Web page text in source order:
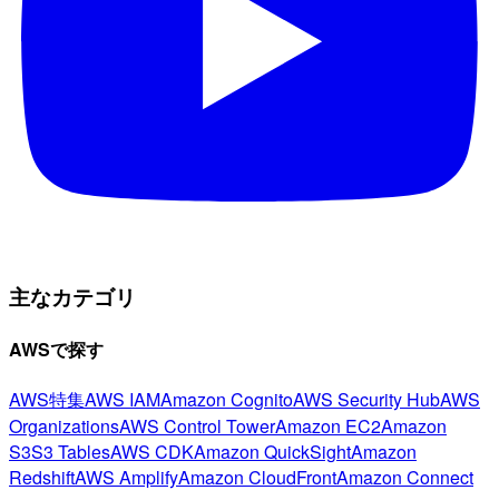
主なカテゴリ
AWSで探す
AWS特集AWS IAMAmazon CognitoAWS Security HubAWS
OrganizationsAWS Control TowerAmazon EC2Amazon
S3S3 TablesAWS CDKAmazon QuickSightAmazon
RedshiftAWS AmplifyAmazon CloudFrontAmazon Connect